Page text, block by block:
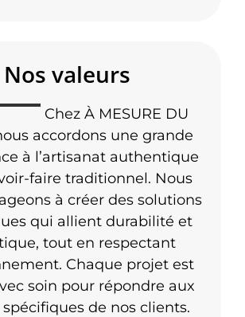
Nos valeurs
Chez À MESURE DU
accordons une grande
à l’artisanat authentique
faire traditionnel. Nous
à créer des solutions
qui allient durabilité et
tout en respectant
Chaque projet est
soin pour répondre aux
spécifiques de nos clients.